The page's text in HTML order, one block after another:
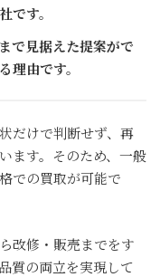
です。
で見据えた提案がで
理由です。
だけで判断せず、再
ます。そのため、一般
での買取が可能で
改修・販売までをす
質の両立を実現して